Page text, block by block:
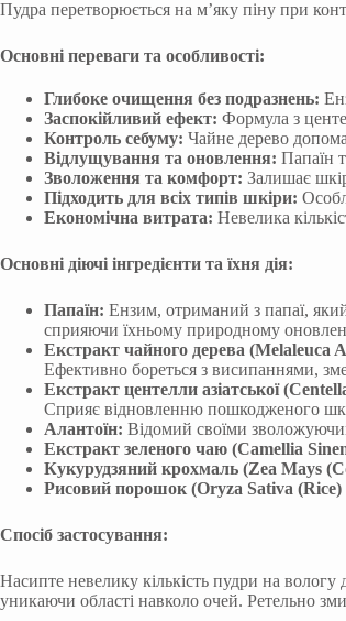
Пудра перетворюється на м’яку піну при
Основні переваги та особливості:
Глибоке очищення без подразнень:
Заспокійливий ефект: Формула з
Контроль себуму: Чайне дерево
Відлущування та оновлення: Папаїн
Зволоження та комфорт: Залишає
Підходить для всіх типів шкіри:
Економічна витрата: Невелика
Основні діючі інгредієнти та їхня дія:
Папаїн: Ензим, отриманий з папаї,
сприяючи їхньому природному
Екстракт чайного дерева (Melaleuca
Ефективно бореться з висипаннями,
Екстракт центелли азіатської
Сприяє відновленню пошкодженого
Алантоїн: Відомий своїми
Екстракт зеленого чаю (Camellia
Кукурудзяний крохмаль (Zea Mays
Рисовий порошок (Oryza Sativa
Спосіб застосування:
Насипте невелику кількість пудри на
уникаючи області навколо очей. Ретельно